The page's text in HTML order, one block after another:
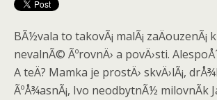
BÃ½vala to takovÃ¡ malÃ¡ zaÄouzenÃ¡
nevalnÃ© ÃºrovnÄ› a povÄ›sti.
A teÄ? Mamka je prostÄ› skvÄ›lÃ¡,
ÃºÅ¾asnÃ¡, Ivo neodbytnÃ½ milovnÃ­k